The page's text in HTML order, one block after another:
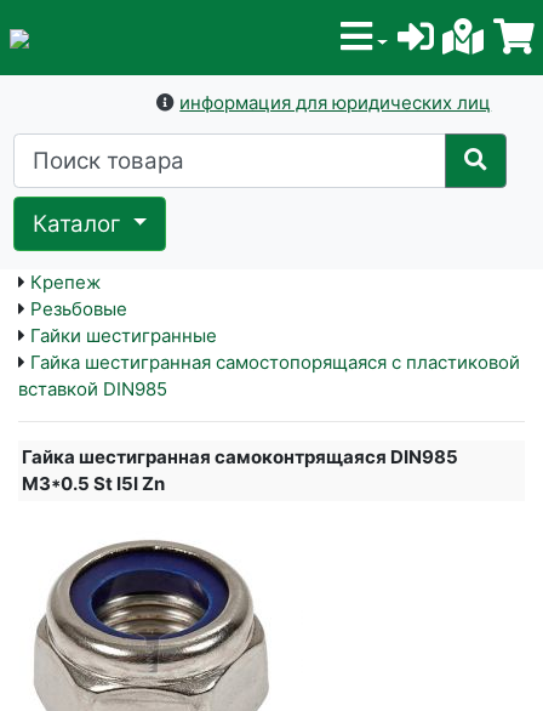
информация для юридических лиц
Каталог
Крепеж
Резьбовые
Гайки шестигранные
Гайка шестигранная самостопорящаяся с пластиковой
вставкой DIN985
Гайка шестигранная самоконтрящаяся DIN985
M3*0.5 St I5I Zn